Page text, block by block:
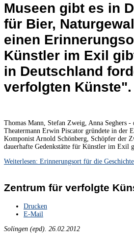
Museen gibt es in
für Bier,
einen
Künstler im Exil
in Deutschland
verfolgten Künste".
Thomas Mann, Stefan Zweig, Anna Seghers
Theatermann Erwin Piscator gründete in der
Komponist Arnold Schönberg, Schöpfer der
dauerhafte Gedenkstätte für Künstler im Exil
Weiterlesen: Erinnerungsort für die
Zentrum für verfolgte
Drucken
E-Mail
Solingen (epd). 26.02.2012